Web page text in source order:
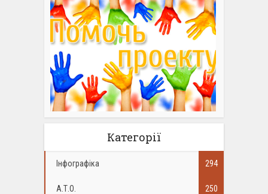
Категорії
Інфографіка 294
А.Т.О. 250